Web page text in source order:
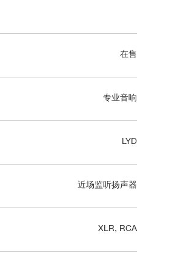
在售
专业音响
LYD
近场监听扬声器
XLR, RCA